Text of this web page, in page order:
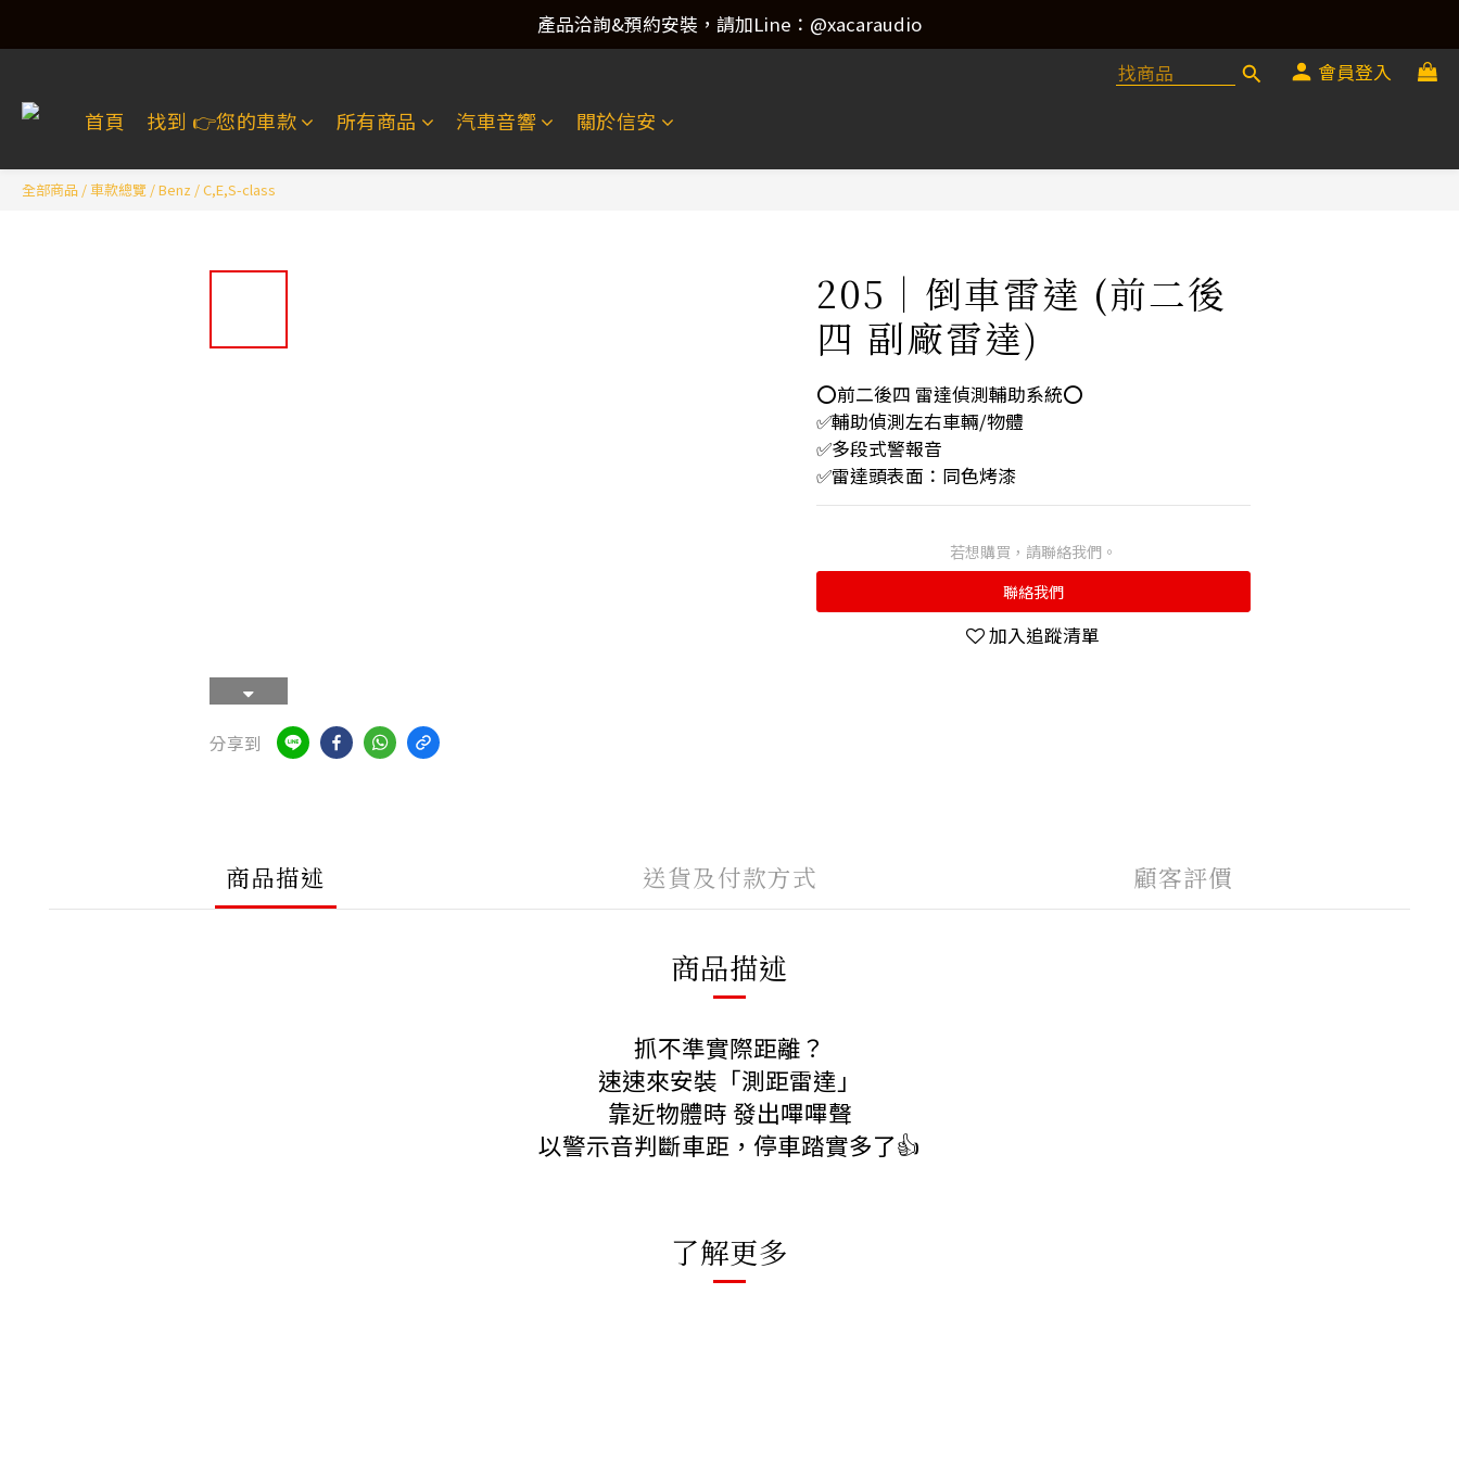
產品洽詢&預約安裝，請加Line：@xacaraudio
產品洽詢&預約安裝，請加Line：@xacaraudio
產品洽詢&預約安裝，請加Line：@xacaraudio
會員登入
首頁 找到 👉️您的車款 所有商品 汽車音響 關於信安
全部商品 /車款總覽 /Benz /C,E,S-class
分享到
205｜倒車雷達 (前二後
四 副廠雷達)
⭕️前二後四 雷達偵測輔助系統⭕️
✅輔助偵測左右車輛/物體
✅多段式警報音
✅雷達頭表面：同色烤漆
若想購買，請聯絡我們。
聯絡我們
加入追蹤清單
商品描述 送貨及付款方式 顧客評價
商品描述
抓不準實際距離？
速速來安裝「測距雷達」
靠近物體時 發出嗶嗶聲
以警示音判斷車距，停車踏實多了👍
了解更多